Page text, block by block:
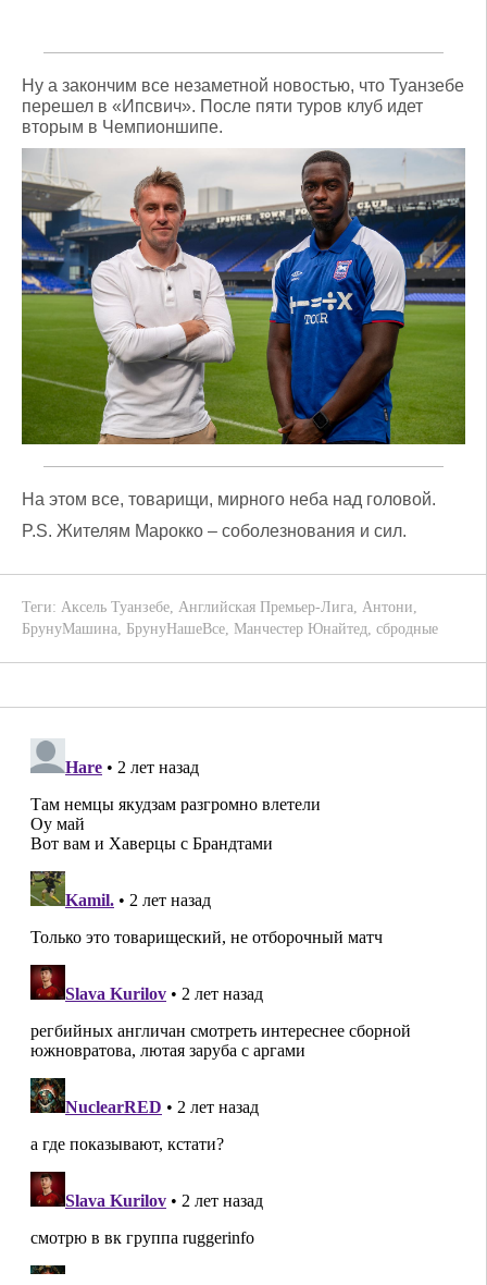
Ну а закончим все незаметной новостью, что Туанзебе
перешел в «Ипсвич». После пяти туров клуб идет
вторым в Чемпионшипе.
На этом все, товарищи, мирного неба над головой.
P.S. Жителям Марокко – соболезнования и сил.
Теги: Аксель Туанзебе, Английская Премьер-Лига, Антони,
БрунуМашина, БрунуНашеВсе, Манчестер Юнайтед, сбродные